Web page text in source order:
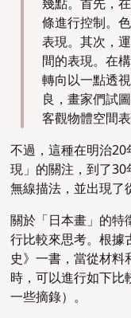
幾點。首先，
條進行控制。
表現。其次，
間的表現。在
轉向以一點透
良，畫家們試
客觀物體空間
不過，這種在明治
現」的關注，到了
無線描法，並出現了
關於「日本畫」的特
行比較來思考。根據
史》一書，當從材料
時，可以進行如下比
一些摘錄）。